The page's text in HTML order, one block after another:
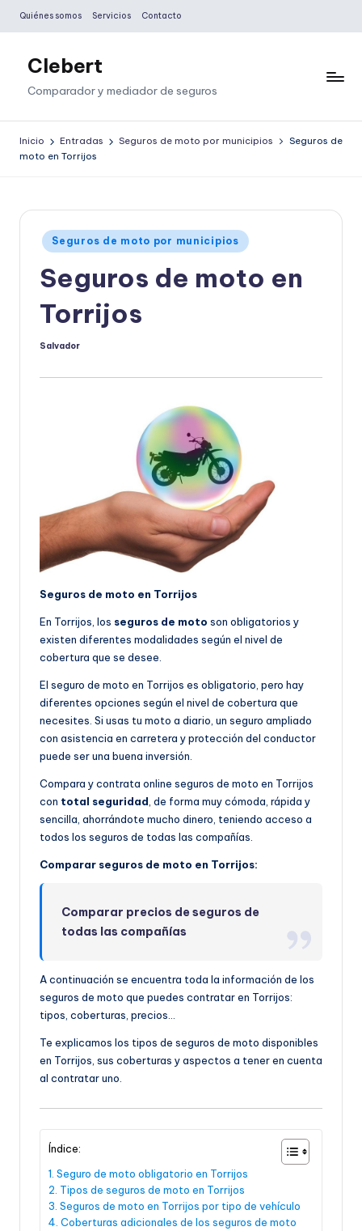
Saltar
contenido
Quiénes somos Servicios Contacto
Clebert
Comparador y mediador de seguros
Inicio Entradas Seguros de moto por municipios
Seguros de
moto en Torrijos
Publicado
en
Seguros de moto por municipios
Seguros de moto en
Torrijos
Publicado
Salvador
Seguros de moto en Torrijos
En Torrijos, los seguros de moto son obligatorios y
existen diferentes modalidades según el nivel de
cobertura que se desee.
El seguro de moto en Torrijos es obligatorio, pero hay
diferentes opciones según el nivel de cobertura que
necesites. Si usas tu moto a diario, un seguro ampliado
con asistencia en carretera y protección del conductor
puede ser una buena inversión.
Compara y contrata online seguros de moto en Torrijos
con total seguridad, de forma muy cómoda, rápida y
sencilla, ahorrándote mucho dinero, teniendo acceso a
todos los seguros de todas las compañías.
Comparar seguros de moto en Torrijos:
Comparar precios de seguros de
todas las compañías
A continuación se encuentra toda la información de los
seguros de moto que puedes contratar en Torrijos:
tipos, coberturas, precios…
Te explicamos los tipos de seguros de moto disponibles
en Torrijos, sus coberturas y aspectos a tener en cuenta
al contratar uno.
Índice:
Seguro de moto obligatorio en Torrijos
Tipos de seguros de moto en Torrijos
Seguros de moto en Torrijos por tipo de vehículo
Coberturas adicionales de los seguros de moto